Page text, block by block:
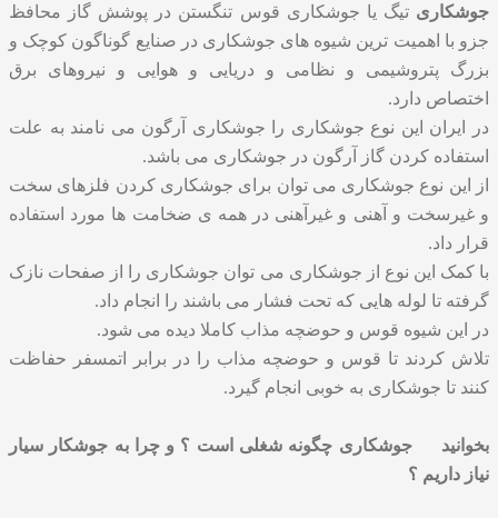
جوشکاری تیگ یا جوشکاری قوس تنگستن در پوشش گاز محافظ
جزو با اهمیت ترین شیوه های جوشکاری در صنایع گوناگون کوچک و
بزرگ پتروشیمی و نظامی و دریایی و هوایی و نیروهای برق
اختصاص دارد.
در ایران این نوع جوشکاری را جوشکاری آرگون می نامند به علت
استفاده کردن گاز آرگون در جوشکاری می باشد.
از این نوع جوشکاری می توان برای جوشکاری کردن فلزهای سخت
و غیرسخت و آهنی و غیرآهنی در همه ی ضخامت ها مورد استفاده
قرار داد.
با کمک این نوع از جوشکاری می توان جوشکاری را از صفحات نازک
گرفته تا لوله هایی که تحت فشار می باشند را انجام داد.
در این شیوه قوس و حوضچه مذاب کاملا دیده می شود.
تلاش کردند تا قوس و حوضچه مذاب را در برابر اتمسفر حفاظت
کنند تا جوشکاری به خوبی انجام گیرد.
بخوانید
جوشکاری چگونه شغلی است ؟ و چرا به جوشکار سیار
نیاز داریم ؟